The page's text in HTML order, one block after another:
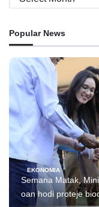
Popular News
EKONOMIA
Semana Matak,
oan hodi proteje